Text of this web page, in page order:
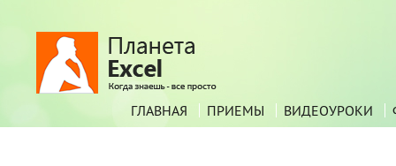
ГЛАВНАЯ ПРИЕМЫ ВИДЕОУРОКИ